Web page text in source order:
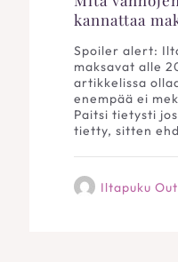
kannattaa
Spoiler alert:
maksavat alle
artikkelissa
enempää ei
Paitsi tietysti
tietty, sitten
Iltapuku